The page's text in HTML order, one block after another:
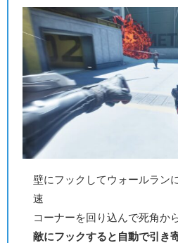
壁にフックしてウォールラン
速
コーナーを回り込んで死角か
敵にフックすると自動で引き